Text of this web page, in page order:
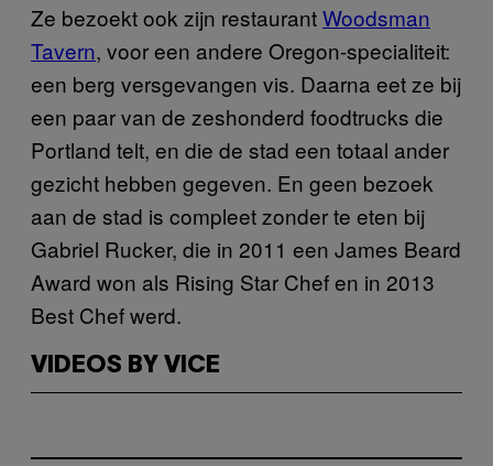
Ze bezoekt ook zijn restaurantWoodsman
Tavern, voor een andere Oregon-specialiteit:
een berg versgevangen vis. Daarna eet ze bij
een paar van de zeshonderd foodtrucks die
Portland telt, en die de stad een totaal ander
gezicht hebben gegeven. En geen bezoek
aan de stad is compleet zonder te eten bij
Gabriel Rucker, die in 2011 een James Beard
Award won als Rising Star Chef en in 2013
Best Chef werd.
VIDEOS BY VICE